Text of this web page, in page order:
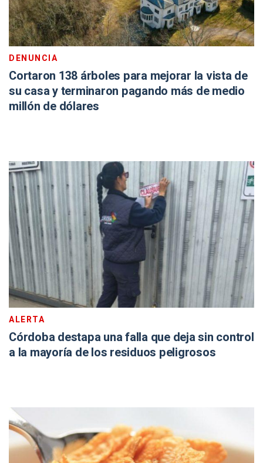
DENUNCIA
Cortaron 138 árboles para mejorar la vista de
su casa y terminaron pagando más de medio
millón de dólares
ALERTA
Córdoba destapa una falla que deja sin control
a la mayoría de los residuos peligrosos